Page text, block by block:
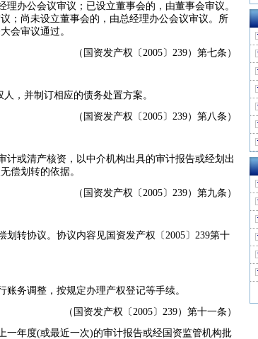
办公会议审议；已设立董事会的，由董事会审议。
；尚未设立董事会的，由总经理办公会议审议。所
会审议通过。
（国资发产权〔 2005 〕 239）第七条）
人，并制订相应的债务处置方案。
（国资发产权〔 2005 〕 239）第八条）
或清产核资，以中介机构出具的审计报告或经划出
偿划转的依据。
（国资发产权〔 2005 〕 239）第九条）
划转协议。协议内容见国资发产权〔2005〕 239第十
务调整，按规定办理产权登记等手续。
（国资发产权〔 2005 〕 239）第十一条）
一年度(或最近一次)的审计报告或经国资监管机构批